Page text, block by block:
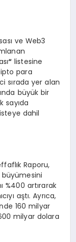
ve Web3
“ listesine
para
sırada yer alan
büyük bir
sayıda
dahil
Raporu,
büyümesini
%400 artırarak
aştı. Ayrıca,
160 milyar
milyar dolara